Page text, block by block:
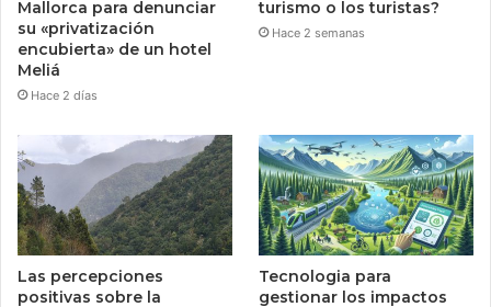
Mallorca para denunciar
su «privatización
encubierta» de un hotel
Meliá
Hace 2 días
turismo o los turistas?
Hace 2 semanas
Las percepciones
positivas sobre la
Tecnologia para
gestionar los impactos